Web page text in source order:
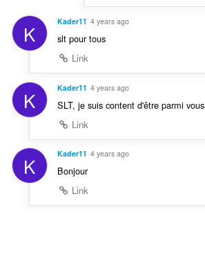
K Kader11 4 years ago
slt pour tous
Link
K Kader11 4 years ago
SLT, je suis content d'être parmi vous
Link
K Kader11 4 years ago
Bonjour
Link